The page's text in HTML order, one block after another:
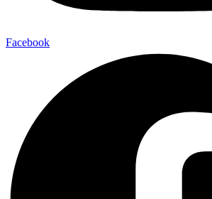
Facebook